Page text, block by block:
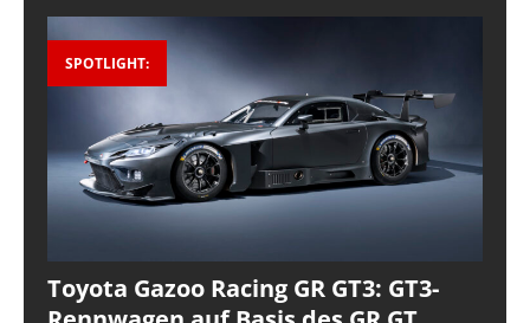
SPOTLIGHT:
Toyota Gazoo Racing GR GT3: GT3-